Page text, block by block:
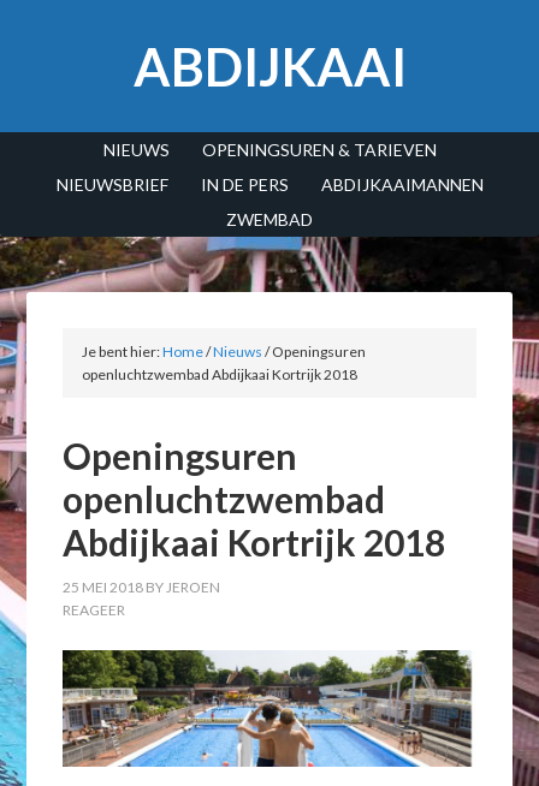
ABDIJKAAI
NIEUWS
OPENINGSUREN & TARIEVEN
NIEUWSBRIEF
IN DE PERS
ABDIJKAAIMANNEN
ZWEMBAD
Je bent hier:Home/Nieuws /Openingsuren
openluchtzwembad Abdijkaai Kortrijk 2018
Openingsuren
openluchtzwembad
Abdijkaai Kortrijk 2018
25 MEI 2018 BYJEROEN
REAGEER